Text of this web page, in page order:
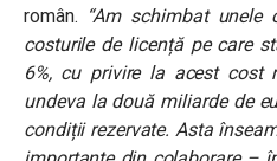
român. “Am schimbat unele
costurile de licență pe care
6%, cu privire la acest cost
undeva la două miliarde de
condiții rezervate. Asta